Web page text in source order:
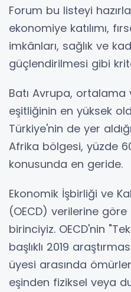
Forum bu listeyi
ekonomiye katılımı,
imkânları, sağlık ve
güçlendirilmesi gibi
Batı Avrupa, ortalama
eşitliğinin en yüksek
Türkiye'nin de yer
Afrika bölgesi, yüzde
konusunda en geride.
Ekonomik İşbirliği ve
(OECD) verilerine
birinciyiz. OECD'nin
başlıklı 2019
üyesi arasında
eşinden fiziksel veya